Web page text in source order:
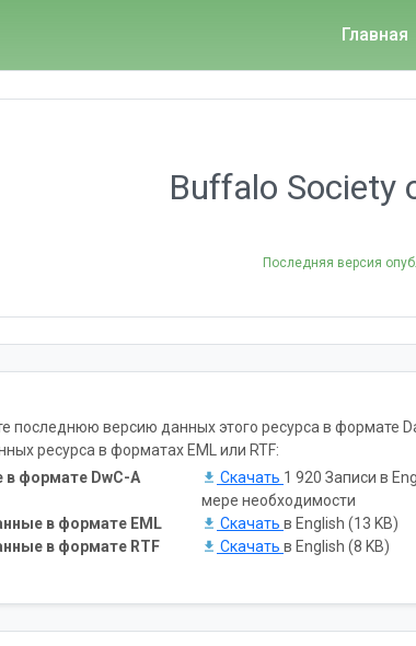
Главная
Buffalo Society
Последняя версия
последнюю версию данных этого ресурса в формате
ресурса в форматах EML или RTF:
в формате DwC-A
Скачать 1 920 Записи в
мере необходимости
в формате EML
Скачать в English (13 KB)
в формате RTF
Скачать в English (8 KB)